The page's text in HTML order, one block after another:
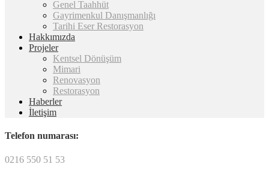
Genel Taahhüt
Gayrimenkul Danışmanlığı
Tarihi Eser Restorasyon
Hakkımızda
Projeler
Kentsel Dönüşüm
Mimari
Renovasyon
Restorasyon
Haberler
İletişim
Telefon numarası:
0216 550 51 53